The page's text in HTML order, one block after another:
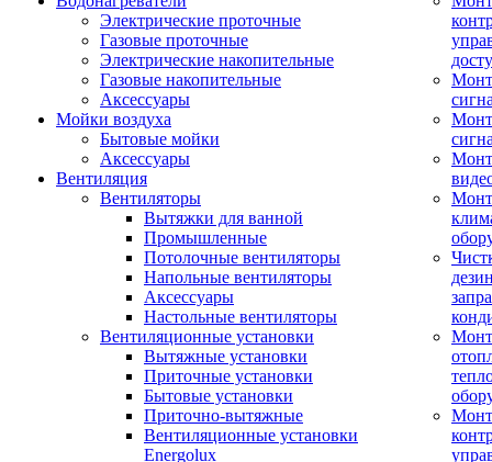
Электрические проточные
Газовые проточные
Электрические накопительные
Газовые накопительные
Аксессуары
Мойки воздуха
Бытовые мойки
Аксессуары
Вентиляция
Вентиляторы
Вытяжки для ванной
Промышленные
Потолочные вентиляторы
Напольные вентиляторы
Аксессуары
Настольные вентиляторы
Вентиляционные установки
Вытяжные установки
Приточные установки
Бытовые установки
Приточно-вытяжные
Вентиляционные установки
Energolux